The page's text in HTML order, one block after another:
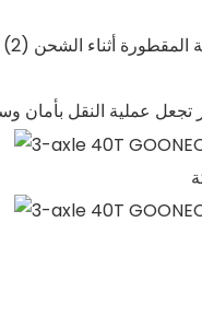
المقطورة أثناء الشحن
تجعل عملية النقل بأمان